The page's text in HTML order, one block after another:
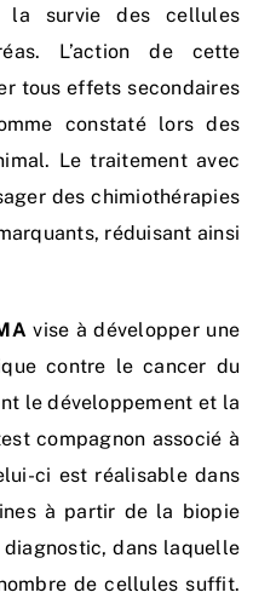
la survie des cellules
L’action de cette
tous effets secondaires
constaté lors des
Le traitement avec
des chimiothérapies
réduisant ainsi
vise à développer une
contre le cancer du
le développement et la
compagnon associé à
ci est réalisable dans
à partir de la biopie
dans laquelle
de cellules suffit.